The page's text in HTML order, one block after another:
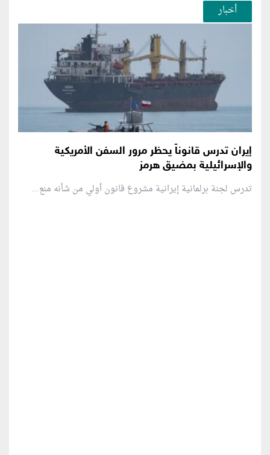
أخبار
إيران تدرس قانوناً يحظر مرور السفن الأمريكية
والإسرائيلية بمضيق هرمز
تدرس لجنة برلمانية إيرانية مشروع قانون ⁠أولي من شأنه منع...